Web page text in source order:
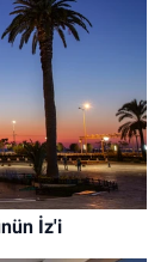
İz'i